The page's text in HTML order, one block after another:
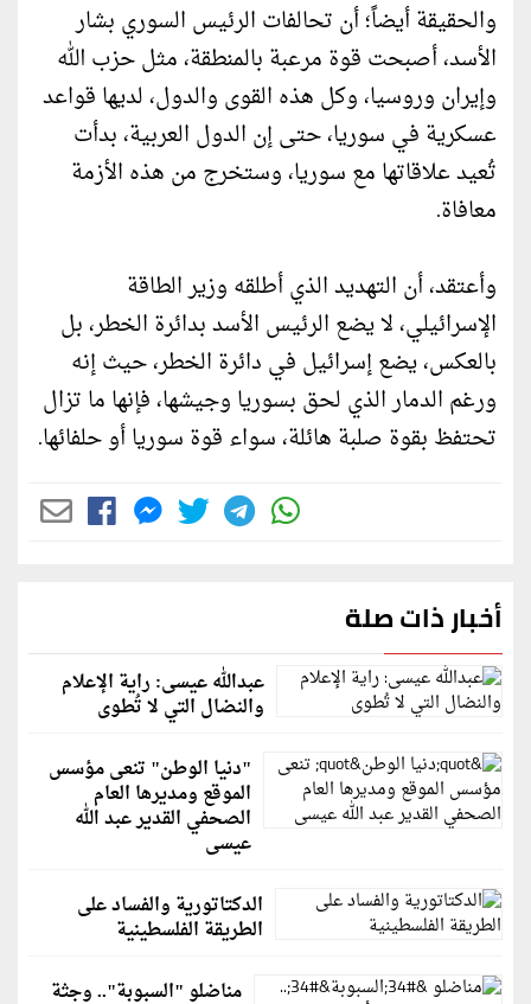
والحقيقة أيضاً؛ أن تحالفات الرئيس السوري بشار
الأسد، أصبحت قوة مرعبة بالمنطقة، مثل حزب الله
وإيران وروسيا، وكل هذه القوى والدول، لديها قواعد
عسكرية في سوريا، حتى إن الدول العربية، بدأت
تُعيد علاقاتها مع سوريا، وستخرج من هذه الأزمة
معافاة.
وأعتقد، أن التهديد الذي أطلقه وزير الطاقة
الإسرائيلي، لا يضع الرئيس الأسد بدائرة الخطر، بل
بالعكس، يضع إسرائيل في دائرة الخطر، حيث إنه
ورغم الدمار الذي لحق بسوريا وجيشها، فإنها ما تزال
تحتفظ بقوة صلبة هائلة، سواء قوة سوريا أو حلفائها.
أخبار ذات صلة
عبدالله عيسى: راية الإعلام
والنضال التي لا تُطوى
"دنيا الوطن" تنعى مؤسس
الموقع ومديرها العام
الصحفي القدير عبد الله
عيسى
الدكتاتورية والفساد على
الطريقة الفلسطينية
مناضلو "السبوبة".. وجثة